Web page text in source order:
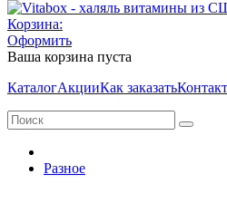
Корзина:
Оформить
Ваша корзина пуста
КаталогАкцииКак заказать
Разное